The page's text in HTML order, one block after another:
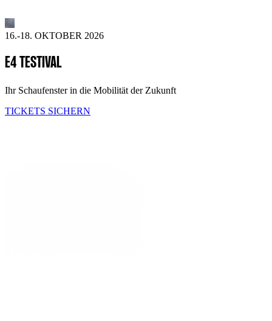
16.-18. OKTOBER 2026
E4 TESTIVAL
Ihr Schaufenster in die Mobilität der Zukunft
TICKETS SICHERN